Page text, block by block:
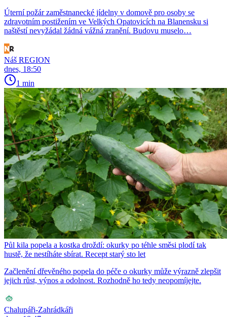
Úterní požár zaměstnanecké jídelny v domově pro osoby se
zdravotním postižením ve Velkých Opatovicích na Blanensku si
naštěstí nevyžádal žádná vážná zranění. Budovu muselo…
Náš REGION
dnes, 18:50
1 min
Půl kila popela a kostka droždí: okurky po téhle směsi plodí tak
hustě, že nestíháte sbírat. Recept starý sto let
Začlenění dřevěného popela do péče o okurky může výrazně zlepšit
jejich růst, výnos a odolnost. Rozhodně ho tedy neopomíjejte.
Chalupáři-Zahrádkáři